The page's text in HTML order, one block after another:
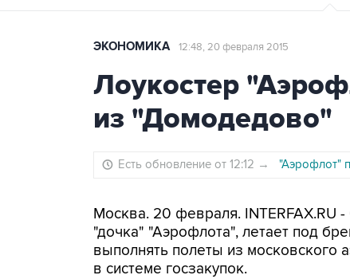
ЭКОНОМИКА 12:48, 20 февраля 2015
Лоукостер
из "Домодедово"
Есть обновление от 12:12 → "Аэрофлот"
Москва. 20 февраля.
"дочка" "Аэрофлота", летает под
выполнять полеты из московского
в системе госзакупок.